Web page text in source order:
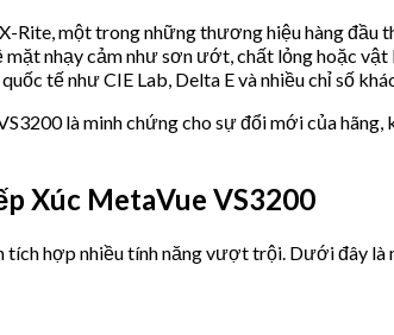
Rite, một trong những thương hiệu hàng đầu
nhạy cảm như sơn ướt, chất lỏng hoặc
tế như CIE Lab, Delta E và nhiều chỉ số
là minh chứng cho sự đổi mới của
Xúc MetaVue VS3200
tích hợp nhiều tính năng vượt trội. Dưới đây là